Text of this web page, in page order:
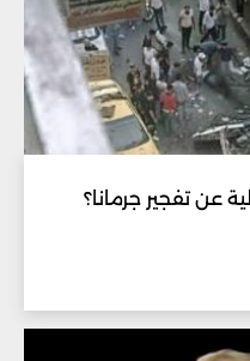
عن تفجير جرمانا؟